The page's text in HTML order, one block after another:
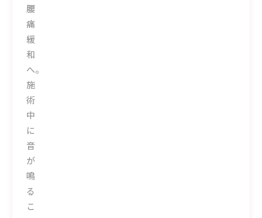
腰
痛
緩
和
へ。
施
術
中
に
音
が
鳴
る
こ